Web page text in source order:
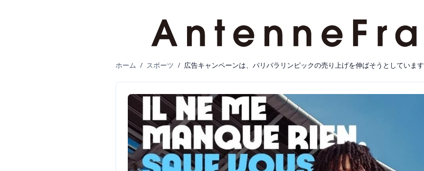
ホーム / スポーツ / 広告キャンペーンは、パリパラリンピックの売り上げを伸ばそうとしています